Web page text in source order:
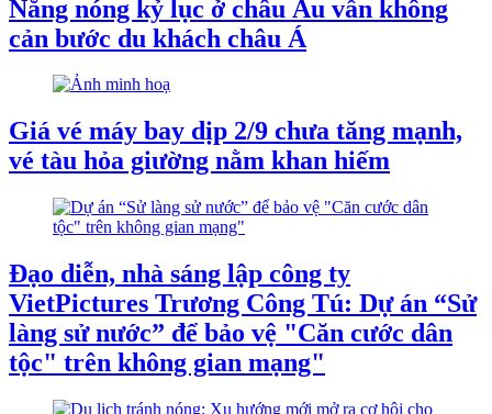
Nắng nóng kỷ lục ở châu Âu vẫn không
cản bước du khách châu Á
Giá vé máy bay dịp 2/9 chưa tăng mạnh,
vé tàu hỏa giường nằm khan hiếm
Đạo diễn, nhà sáng lập công ty
VietPictures Trương Công Tú: Dự án “Sử
làng sử nước” để bảo vệ "Căn cước dân
tộc" trên không gian mạng"